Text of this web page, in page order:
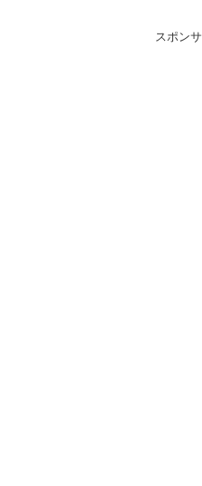
スポン